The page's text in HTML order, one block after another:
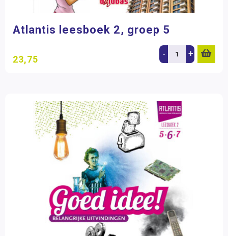
Atlantis leesboek 2, groep 5
23,75 - +